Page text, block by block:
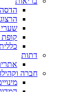
הדסה
הרצוג
דתות
חברה